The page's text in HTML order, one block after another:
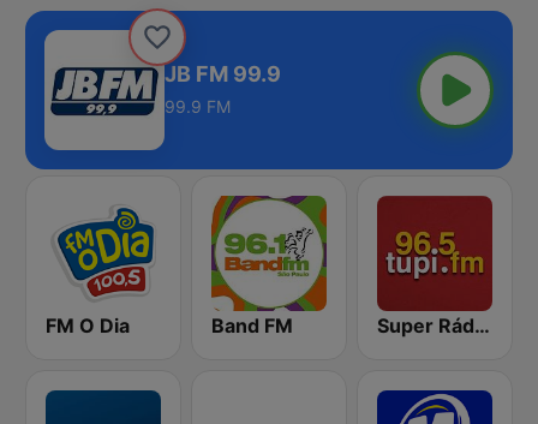
JB FM 99.9
99.9 FM
FM O Dia Band FM Super Rádio Tupi